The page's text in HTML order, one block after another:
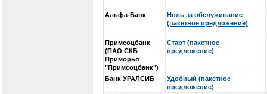
Альфа-Банк
Ноль за обслуживание
(пакетное предложение)
Примсоцбанк
(ПАО СКБ
Приморья
"Примсоцбанк")
Старт (пакетное
предложение)
Банк УРАЛСИБ
Удобный (пакетное
предложение)